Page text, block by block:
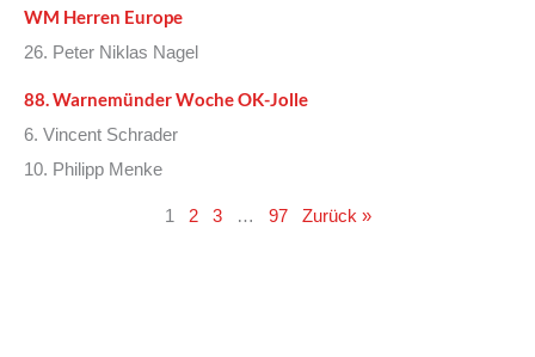
WM Herren Europe
26. Peter Niklas Nagel
88. Warnemünder Woche OK-Jolle
6. Vincent Schrader
10. Philipp Menke
1 2 3 … 97 Zurück »